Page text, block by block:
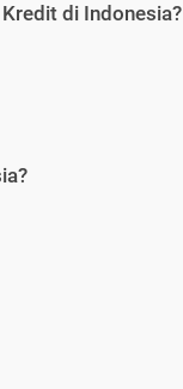
di Indonesia?